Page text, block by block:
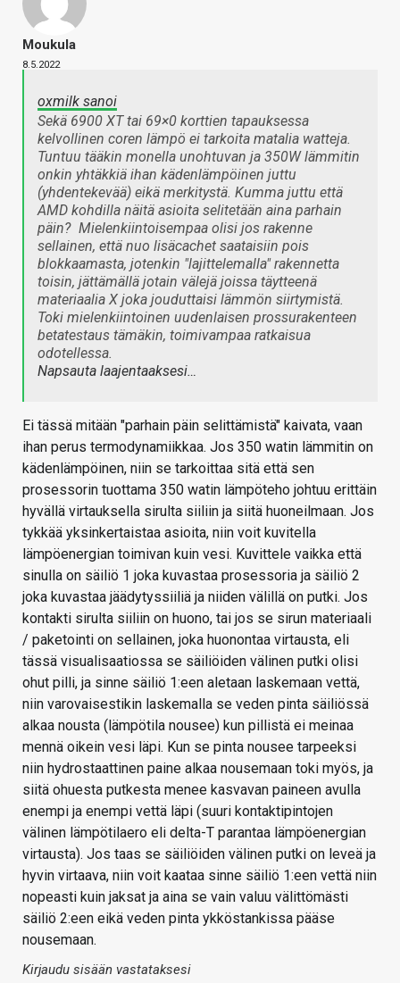
Moukula
8.5.2022
oxmilk sanoi
Sekä 6900 XT tai 69×0 korttien tapauksessa
kelvollinen coren lämpö ei tarkoita matalia watteja.
Tuntuu tääkin monella unohtuvan ja 350W lämmitin
onkin yhtäkkiä ihan kädenlämpöinen juttu
(yhdentekevää) eikä merkitystä. Kumma juttu että
AMD kohdilla näitä asioita selitetään aina parhain
päin? Mielenkiintoisempaa olisi jos rakenne
sellainen, että nuo lisäcachet saataisiin pois
blokkaamasta, jotenkin "lajittelemalla" rakennetta
toisin, jättämällä jotain välejä joissa täytteenä
materiaalia X joka jouduttaisi lämmön siirtymistä.
Toki mielenkiintoinen uudenlaisen prossurakenteen
betatestaus tämäkin, toimivampaa ratkaisua
odotellessa.
Napsauta laajentaaksesi…
Ei tässä mitään "parhain päin selittämistä" kaivata, vaan
ihan perus termodynamiikkaa. Jos 350 watin lämmitin on
kädenlämpöinen, niin se tarkoittaa sitä että sen
prosessorin tuottama 350 watin lämpöteho johtuu erittäin
hyvällä virtauksella sirulta siiliin ja siitä huoneilmaan. Jos
tykkää yksinkertaistaa asioita, niin voit kuvitella
lämpöenergian toimivan kuin vesi. Kuvittele vaikka että
sinulla on säiliö 1 joka kuvastaa prosessoria ja säiliö 2
joka kuvastaa jäädytyssiiliä ja niiden välillä on putki. Jos
kontakti sirulta siiliin on huono, tai jos se sirun materiaali
/ paketointi on sellainen, joka huonontaa virtausta, eli
tässä visualisaatiossa se säiliöiden välinen putki olisi
ohut pilli, ja sinne säiliö 1:een aletaan laskemaan vettä,
niin varovaisestikin laskemalla se veden pinta säiliössä
alkaa nousta (lämpötila nousee) kun pillistä ei meinaa
mennä oikein vesi läpi. Kun se pinta nousee tarpeeksi
niin hydrostaattinen paine alkaa nousemaan toki myös, ja
siitä ohuesta putkesta menee kasvavan paineen avulla
enempi ja enempi vettä läpi (suuri kontaktipintojen
välinen lämpötilaero eli delta-T parantaa lämpöenergian
virtausta). Jos taas se säiliöiden välinen putki on leveä ja
hyvin virtaava, niin voit kaataa sinne säiliö 1:een vettä niin
nopeasti kuin jaksat ja aina se vain valuu välittömästi
säiliö 2:een eikä veden pinta ykköstankissa pääse
nousemaan.
Kirjaudu sisään vastataksesi